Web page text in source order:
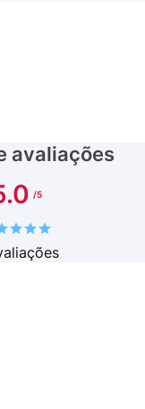
avaliações